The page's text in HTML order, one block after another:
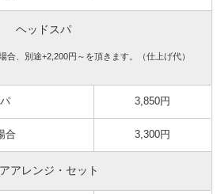
ヘッドスパ
、別途+2,200円～を頂きます。（仕上げ代）
3,850円
合 3,300円
アレンジ・セット